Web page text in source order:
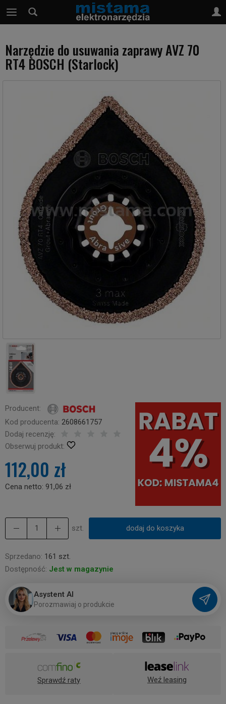
Narzędzie do usuwania zaprawy AVZ 70
RT4 BOSCH (Starlock)
Producent:
Kod producenta: 2608661757
Dodaj recenzję:
Obserwuj produkt:
112,00 zł
Cena netto: 91,06 zł
szt. dodaj do koszyka
Sprzedano: 161 szt.
Dostępność: Jest w magazynie
Asystent AI
Porozmawiaj o produkcie
Sprawdź raty Weź leasing